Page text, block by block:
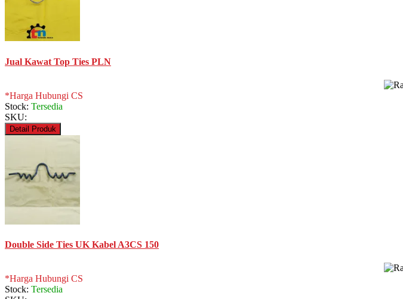
Jual Kawat Top Ties PLN
*Harga Hubungi CS
Stock: Tersedia
SKU:
Detail Produk
Double Side Ties UK Kabel A3CS 150
*Harga Hubungi CS
Stock: Tersedia